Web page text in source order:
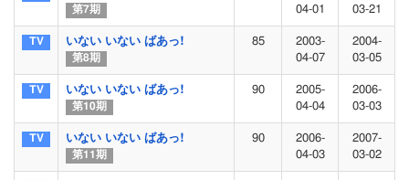
第7期
04-01
03-21
いない いない ばあっ!
第8期
85
2003-
04-07
2004-
03-05
いない いない ばあっ!
第10期
90
2005-
04-04
2006-
03-03
いない いない ばあっ!
第11期
90
2006-
04-03
2007-
03-02